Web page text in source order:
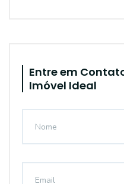
Entre em
Imóvel Ideal